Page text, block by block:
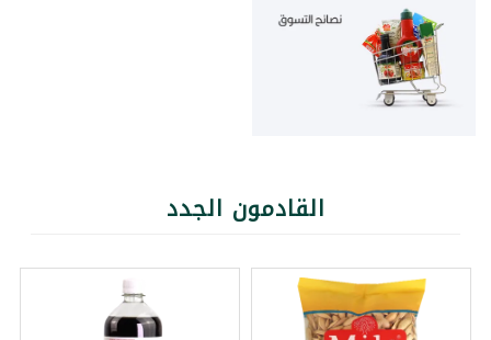
القادمون الجدد